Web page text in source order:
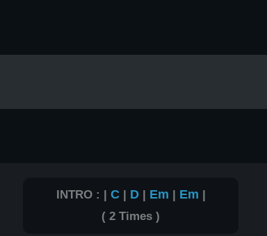
INTRO : | C | D| Em | Em |
( 2 Times )